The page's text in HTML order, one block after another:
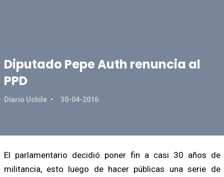
Diputado Pepe Auth renuncia al
PPD
Diario Uchile 30-04-2016
El parlamentario decidió poner fin a casi 30 años de
militancia, esto luego de hacer públicas una serie de